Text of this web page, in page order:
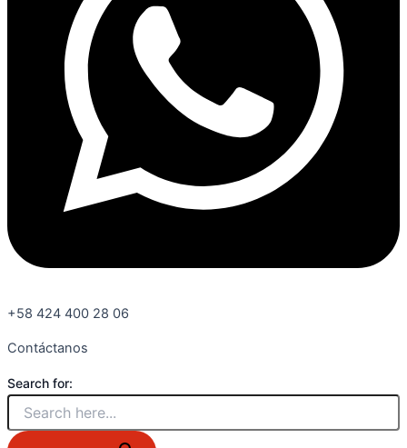
+58 424 400 28 06
Contáctanos
Search for: